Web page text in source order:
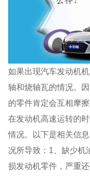
如果出现汽车发动机
轴和烧轴瓦的情况。
的零件肯定会互相摩
在发动机高速运转的
情况。以下是相关信
况所导致：1、缺少机
损发动机零件，严重